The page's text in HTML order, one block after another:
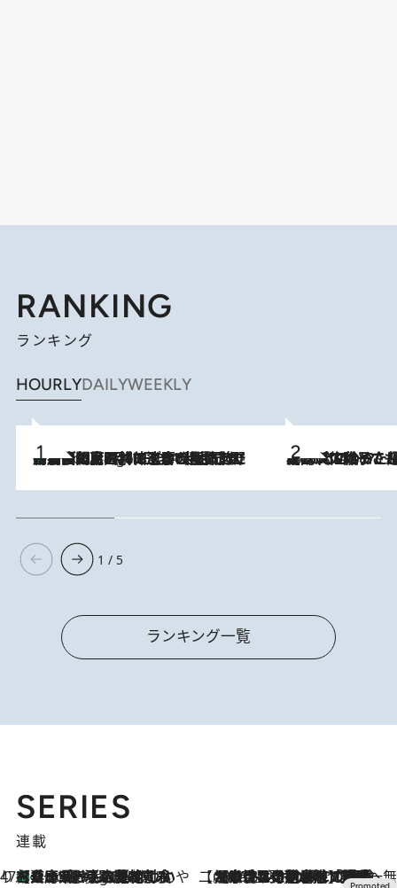
RANKING
ランキング
HOURLYDAILYWEEKLY
8 Hours Ago
「最後に見られてよかった」上野動物園の東園パンダ舎が解体前に特別公開。8月16日まで延長されたパネル展と共に辿る“半世紀”のパンダ飼育《解体工事の図面あり》 2026.8.5
【阿川佐和子さんの年とる力】なぜ70代で始めた趣味は“こんなに楽しい”のか？ ピアノ、俳句…スランプに陥っても続けられる“ある秘訣”とは
1 / 5
ランキング一覧
SERIES
連載
47都道府県の手みやげ ひんやりスイーツで夏を満喫
8 Hours Ago
【兵庫県】この夏絶対食べたい 冷やしておいしいおやつ3選 淡路島の恵みをジェラートに集約 【CREA×星野リゾート】唯一無二。癒しと発見が待つ場所へ
2026.8.7
【トンボの足水浴】ヒノキの香りに包まれて涼感マックス！約13℃の湧水かけ流しを避暑地「星野温泉 トンボの湯」で体験